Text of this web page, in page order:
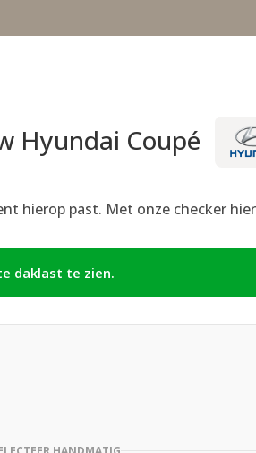
Hyundai Coupé
hierop past. Met onze checker
daklast te zien.